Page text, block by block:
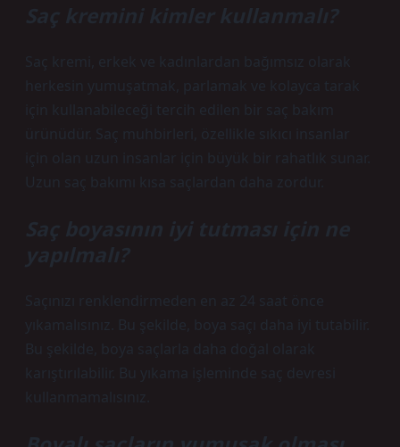
Saç kremini kimler kullanmalı?
Saç kremi, erkek ve kadınlardan bağımsız olarak
herkesin yumuşatmak, parlamak ve kolayca tarak
için kullanabileceği tercih edilen bir saç bakım
ürünüdür. Saç muhbirleri, özellikle sıkıcı insanlar
için olan uzun insanlar için büyük bir rahatlık sunar.
Uzun saç bakımı kısa saçlardan daha zordur.
Saç boyasının iyi tutması için ne
yapılmalı?
Saçınızı renklendirmeden en az 24 saat önce
yıkamalısınız. Bu şekilde, boya saçı daha iyi tutabilir.
Bu şekilde, boya saçlarla daha doğal olarak
karıştırılabilir. Bu yıkama işleminde saç devresi
kullanmamalısınız.